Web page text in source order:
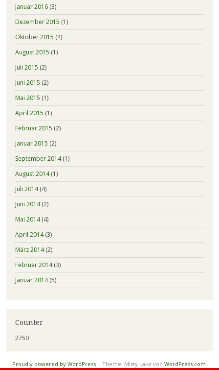
Januar 2016(3)
Dezember 2015 (1)
Oktober 2015 (4)
August 2015 (1)
Juli 2015 (2)
Juni 2015 (2)
Mai 2015 (1)
April 2015 (1)
Februar 2015 (2)
Januar 2015 (2)
September 2014(1)
August 2014(1)
Juli 2014(4)
Juni 2014(2)
Mai 2014(4)
April 2014(3)
März 2014(2)
Februar 2014(3)
Januar 2014(5)
Counter
2750
Proudly powered by WordPress | Theme: Misty Lake von WordPress.com